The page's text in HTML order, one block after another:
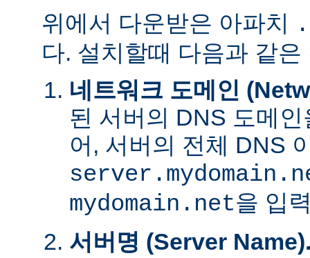
위에서 다운받은 아파치
다. 설치할때 다음과 같
네트워크 도메인
된 서버의 DNS 도메
어, 서버의 전체 DNS
mydomain.net을 입
서버명 (Server